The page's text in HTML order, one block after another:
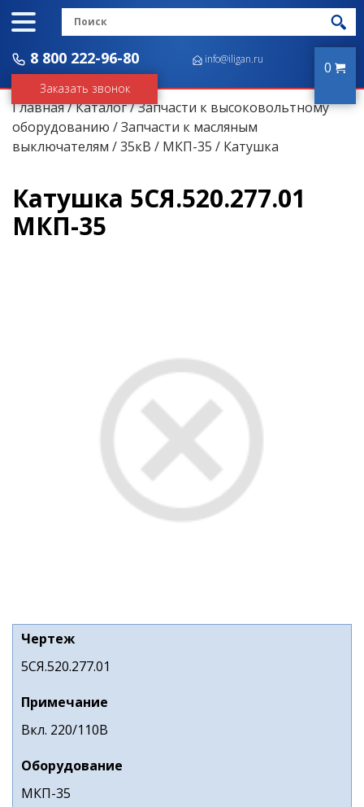
8 800 222-96-80
Заказать звонок
info@iligan.ru 0
Главная/Каталог/Запчасти к высоковольтному
оборудованию /Запчасти к масляным
выключателям /35кВ / МКП-35 / Катушка
Катушка 5СЯ.520.277.01
МКП-35
Чертеж
5СЯ.520.277.01
Примечание
Вкл. 220/110В
Оборудование
МКП-35